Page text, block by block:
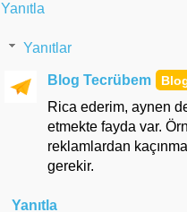
Yanıtla
Yanıtlar
Blog Tecrübem
Rica ederim, aynen
etmekte fayda var.
reklamlardan
gerekir.
Yanıtla